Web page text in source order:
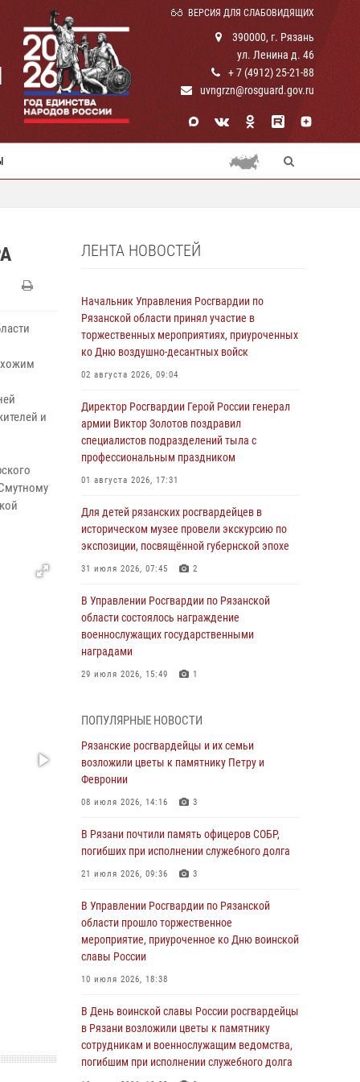
ВЕРСИЯ ДЛЯ СЛАБОВИДЯЩИХ
390000, г. Рязань
ул. Ленина д. 46
+ 7 (4912) 25-21-88
uvngrzn@rosguard.gov.ru
и
ЛЕНТА НОВОСТЕЙ
Начальник Управления Росгвардии по
Рязанской области принял участие в
торжественных мероприятиях, приуроченных
ко Дню воздушно-десантных войск
02 августа 2026, 09:04
Директор Росгвардии Герой России генерал
армии Виктор Золотов поздравил
специалистов подразделений тыла с
профессиональным праздником
01 августа 2026, 17:31
Для детей рязанских росгвардейцев в
историческом музее провели экскурсию по
экспозиции, посвящённой губернской эпохе
31 июля 2026, 07:45 2
В Управлении Росгвардии по Рязанской
области состоялось награждение
военнослужащих государственными
наградами
29 июля 2026, 15:49 1
Крещении Руси
28 июля 2026, 09:22 1
При силовой поддержке ОМОН житель
Касимовского округа лишён гражданства
законодательства
27 июля 2026, 15:26
«Радио России - Рязань» рассказал о службе
во вневедомственной охране
23 июля 2026, 09:02
21 июля 2026, 09:36 3
Рязанские сотрудники лицензионно-
разрешительной работы Росгвардии подвели
результаты за 6 месяцев 2026 года (видео)
ПОПУЛЯРНЫЕ НОВОСТИ
Рязанские росгвардейцы и их семьи
возложили цветы к памятнику Петру и
Февронии
08 июля 2026, 14:16 3
В Рязани почтили память офицеров СОБР,
погибших при исполнении служебного долга
21 июля 2026, 09:36 3
В Управлении Росгвардии по Рязанской
области прошло торжественное
мероприятие, приуроченное ко Дню воинской
славы России
10 июля 2026, 18:38
В День воинской славы России росгвардейцы
в Рязани возложили цветы к памятнику
сотрудникам и военнослужащим ведомства,
погибшим при исполнении служебного долга